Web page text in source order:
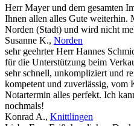
Herr Mayer und dem gesamten
Ihnen allen alles Gute weiterhin.
Norden (Stadt) und wird nicht
Susanne K., Norden
sehr geehrter Herr Hannes
für die Unterstützung beim
sehr schnell, unkompliziert und
kompetent und zuverlässig,
Notartermin alles perfekt. Ich
nochmals!
Konrad A., Knittlingen